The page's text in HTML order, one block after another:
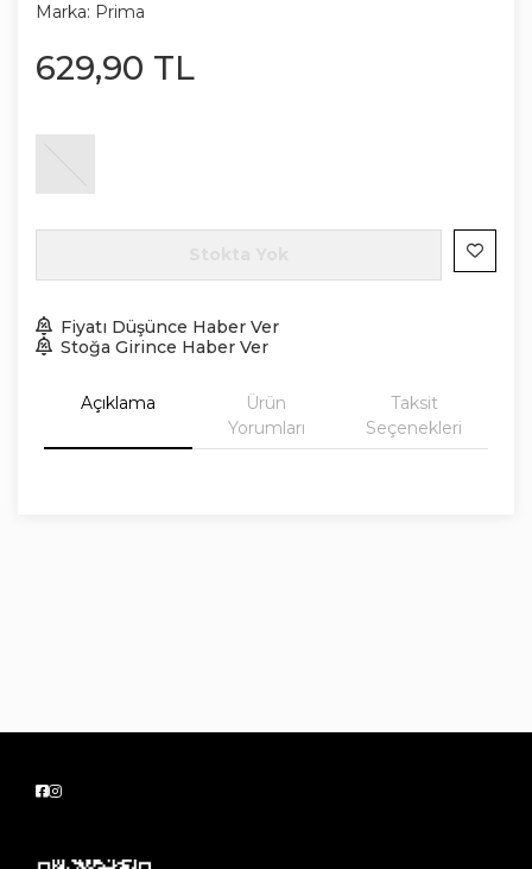
Marka: Prima
629,90 TL
Fiyatı Düşünce Haber Ver
Stoğa Girince Haber Ver
Açıklama
Ürün
Yorumları
Taksit
Seçenekleri